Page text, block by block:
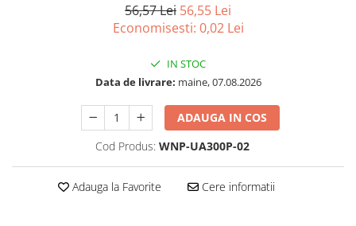
Consumabile & Filamente 3D
Cerneală & Cap de Printare
Consumabile - toner
Imprimante Large Format Printer
Plottere & Scannere
56,57 Lei 56,55 Lei
Economisesti: 0,02 Lei
IN STOC
Data de livrare: maine, 07.08.2026
ADAUGA IN COS
Cod Produs: WNP-UA300P-02
Adauga la Favorite Cere informatii